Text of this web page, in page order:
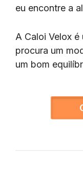
eu encontre a
A Caloi Velox
procura um
um bom